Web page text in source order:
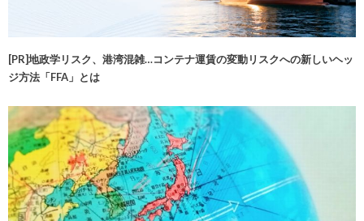
[PR]地政学リスク、港湾混雑…コンテナ運賃の変動リスクへの新しいヘッ
ジ方法「FFA」とは